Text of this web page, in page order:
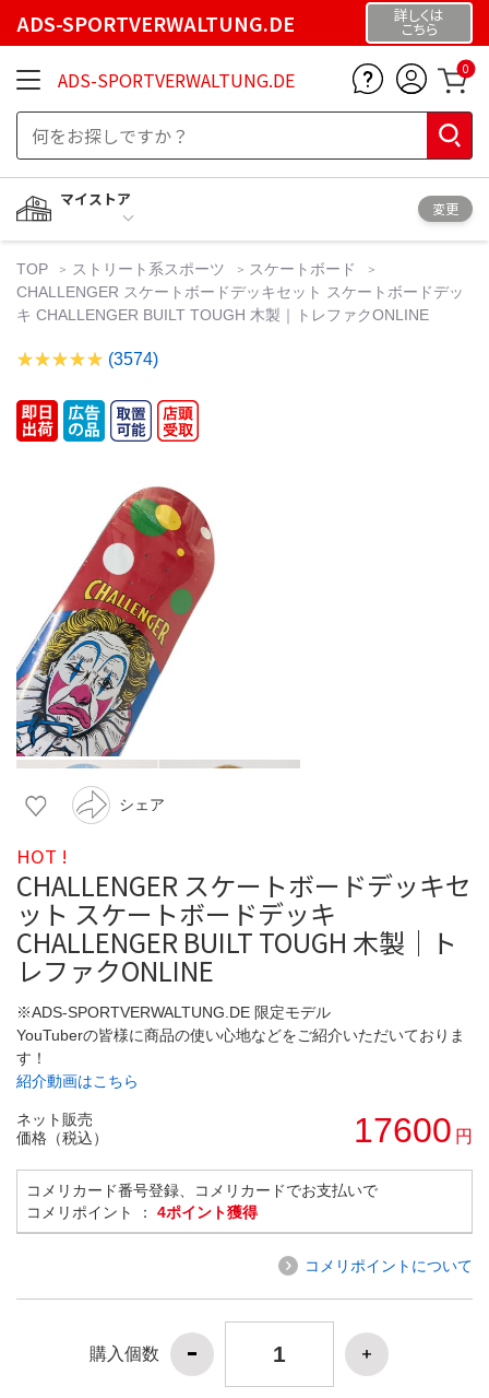
ADS-SPORTVERWALTUNG.DE 詳しくは
こちら
ADS-SPORTVERWALTUNG.DE 0
マイストア
変更
TOP ストリート系スポーツ
スケートボード
CHALLENGER スケートボードデッキセット スケートボードデッ
キ CHALLENGER BUILT TOUGH 木製｜トレファクONLINE
(3574)
シェア
HOT !
CHALLENGER スケートボードデッキセ
ット スケートボードデッキ
CHALLENGER BUILT TOUGH 木製｜ト
レファクONLINE
※ADS-SPORTVERWALTUNG.DE 限定モデル
YouTuberの皆様に商品の使い心地などをご紹介いただいておりま
す！
紹介動画はこちら
ネット販売
価格（税込）
17600 円
コメリカード番号登録、コメリカードでお支払いで
コメリポイント ： 4ポイント獲得
コメリポイントについて
購入個数